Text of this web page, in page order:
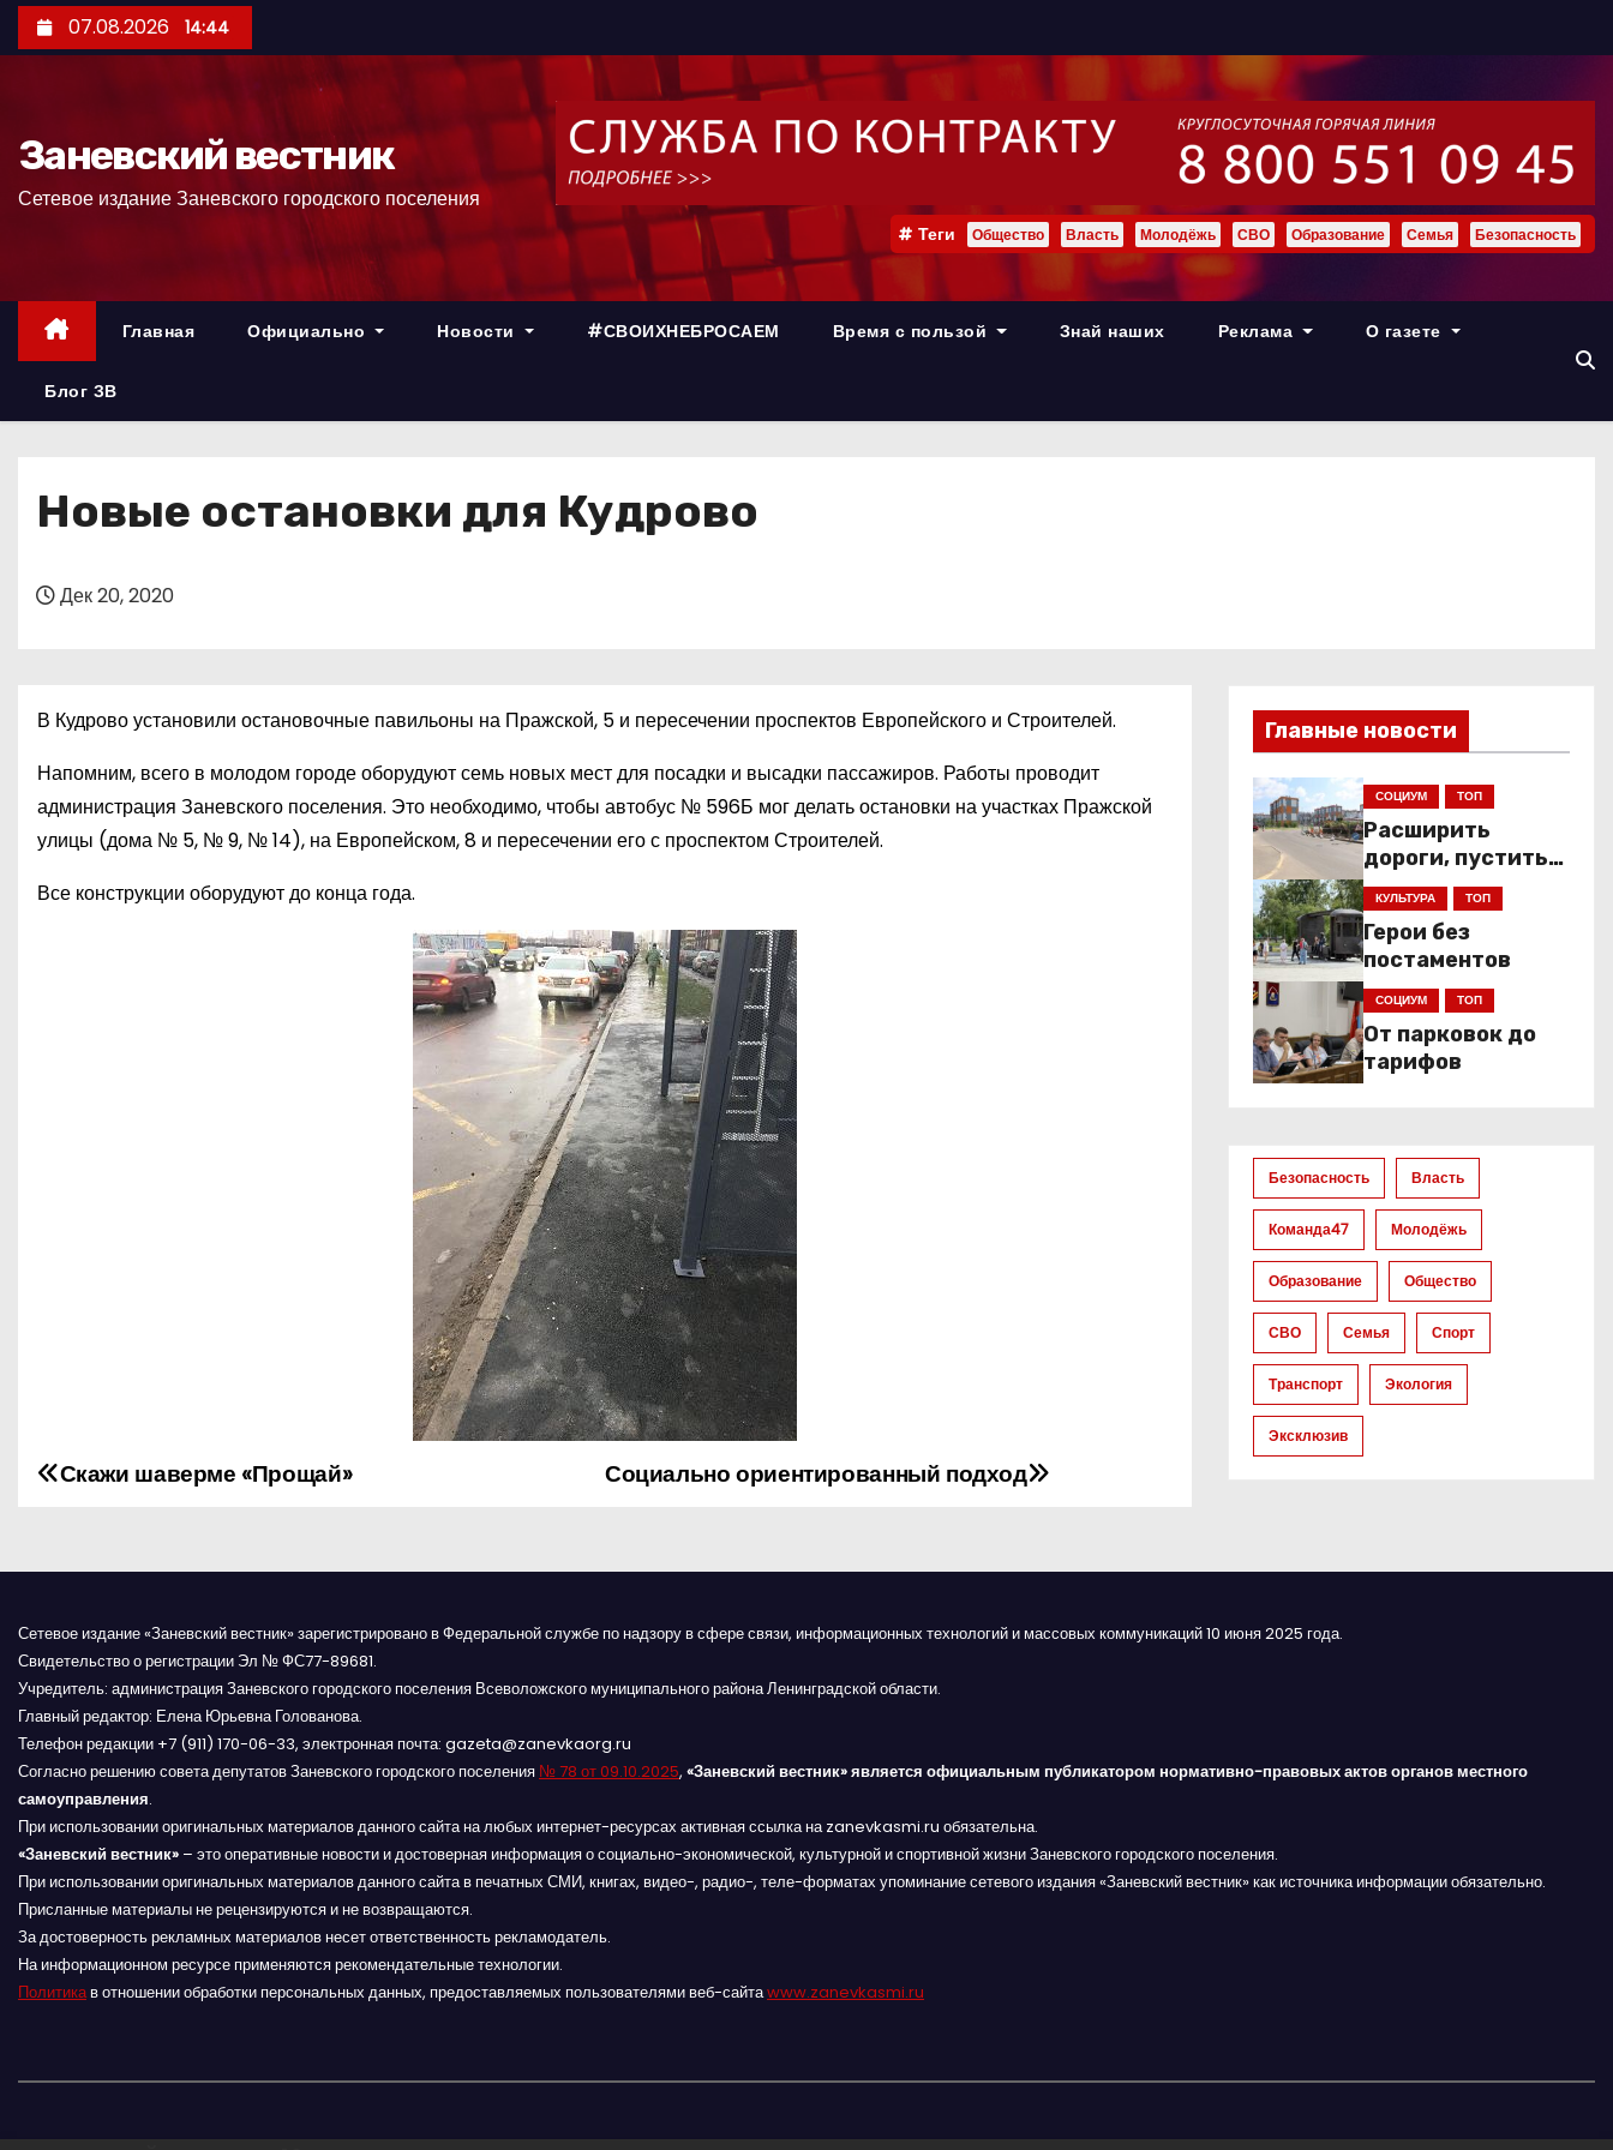
е
р
07.08.2026 14:44
Заневский вестник
Сетевое издание Заневского городского поселения
Теги Общество Власть Молодёжь СВО Образование Семья Безопасность
Главная Официально Новости #СВОИХНЕБРОСАЕМ Время с пользой Знай наших Реклама О газете
Блог ЗВ
Новые остановки для Кудрово
Дек 20, 2020
В Кудрово установили остановочные павильоны на Пражской, 5 и пересечении проспектов Европейского и Строителей.
Напомним, всего в молодом городе оборудуют семь новых мест для посадки и высадки пассажиров. Работы проводит
администрация Заневского поселения. Это необходимо, чтобы автобус № 596Б мог делать остановки на участках Пражской
улицы (дома № 5, № 9, № 14), на Европейском, 8 и пересечении его с проспектом Строителей.
Все конструкции оборудуют до конца года.
Н
в
и
г
а
ц
и
я
п
о
а
п
Социально ориентированный подход
Скажи шаверме «Прощай»
Главные новости
СОЦИУМ ТОП
Расширить
дороги, пустить
низкопольники
КУЛЬТУРА ТОП
Герои без
постаментов
СОЦИУМ ТОП
От парковок до
тарифов
Безопасность Власть
Команда47 Молодёжь
Образование Общество
СВО Семья Спорт
Транспорт Экология
Эксклюзив
Сетевое издание «Заневский вестник» зарегистрировано в Федеральной службе по надзору в сфере связи, информационных технологий и массовых коммуникаций 10 июня 2025 года.
Свидетельство о регистрации Эл № ФС77-89681.
Учредитель: администрация Заневского городского поселения Всеволожского муниципального района Ленинградской области.
Главный редактор: Елена Юрьевна Голованова.
Телефон редакции +7 (911) 170-06-33, электронная почта: gazeta@zanevkaorg.ru
Согласно решению совета депутатов Заневского городского поселения № 78 от 09.10.2025, «Заневский вестник» является официальным публикатором нормативно-правовых актов органов местного
самоуправления.
При использовании оригинальных материалов данного сайта на любых интернет-ресурсах активная ссылка на zanevkasmi.ru обязательна.
«Заневский вестник» – это оперативные новости и достоверная информация о социально-экономической, культурной и спортивной жизни Заневского городского поселения.
При использовании оригинальных материалов данного сайта в печатных СМИ, книгах, видео-, радио-, теле-форматах упоминание сетевого издания «Заневский вестник» как источника информации обязательно.
Присланные материалы не рецензируются и не возвращаются.
За достоверность рекламных материалов несет ответственность рекламодатель.
На информационном ресурсе применяются рекомендательные технологии.
Политикав отношении обработки персональных данных, предоставляемых пользователями веб-сайтаwww.zanevkasmi.ru